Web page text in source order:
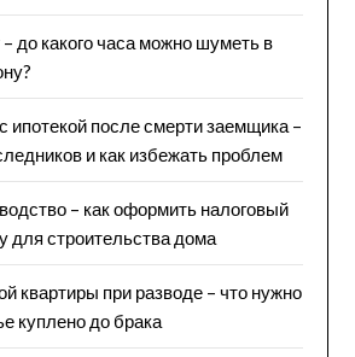
до какого часа можно шуметь в
ипотекой после смерти заемщика –
и как избежать проблем
– как оформить налоговый
для строительства дома
квартиры при разводе – что нужно
куплено до брака